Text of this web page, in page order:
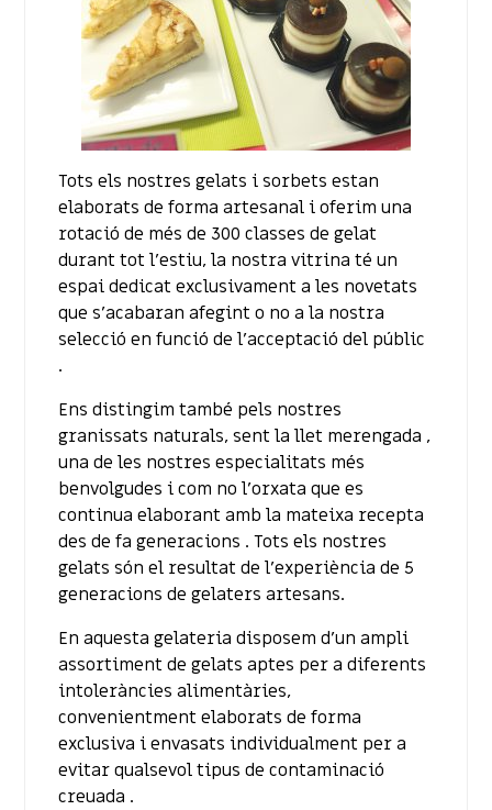
Tots els nostres gelats i sorbets estan
elaborats de forma artesanal i oferim una
rotació de més de 300 classes de gelat
durant tot l’estiu, la nostra vitrina té un
espai dedicat exclusivament a les novetats
que s’acabaran afegint o no a la nostra
selecció en funció de l’acceptació del públic
.
Ens distingim també pels nostres
granissats naturals, sent la llet merengada ,
una de les nostres especialitats més
benvolgudes i com no l’orxata que es
continua elaborant amb la mateixa recepta
des de fa generacions . Tots els nostres
gelats són el resultat de l’experiència de 5
generacions de gelaters artesans.
En aquesta gelateria disposem d’un ampli
assortiment de gelats aptes per a diferents
intoleràncies alimentàries,
convenientment elaborats de forma
exclusiva i envasats individualment per a
evitar qualsevol tipus de contaminació
creuada .